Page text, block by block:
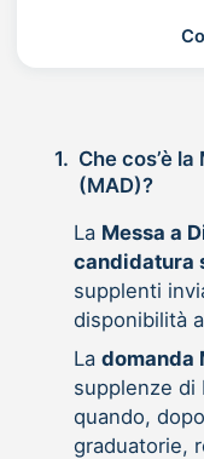
1. Che cos’è la Messa
(MAD)?
La Messa a
candidatura
supplenti
disponibilità a
La domanda
supplenze di
quando,
graduatorie,